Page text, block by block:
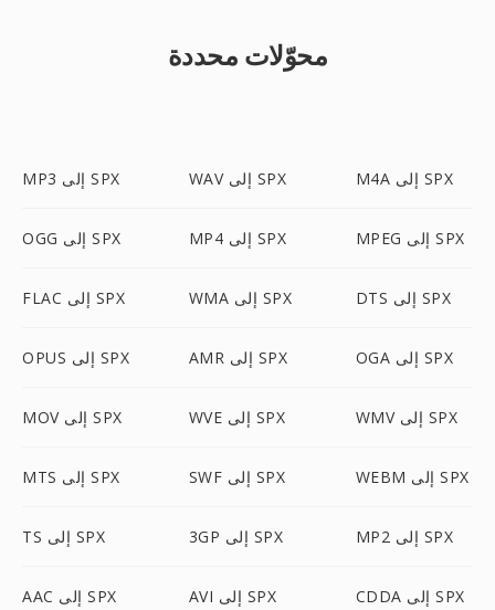
محوّلات محددة
MP3 إلى SPX WAV إلى SPX M4A إلى SPX
OGG إلى SPX MP4 إلى SPX MPEG إلى SPX
FLAC إلى SPX WMA إلى SPX DTS إلى SPX
OPUS إلى SPX AMR إلى SPX OGA إلى SPX
MOV إلى SPX WVE إلى SPX WMV إلى SPX
MTS إلى SPX SWF إلى SPX WEBM إلى SPX
TS إلى SPX 3GP إلى SPX MP2 إلى SPX
AAC إلى SPX AVI إلى SPX CDDA إلى SPX